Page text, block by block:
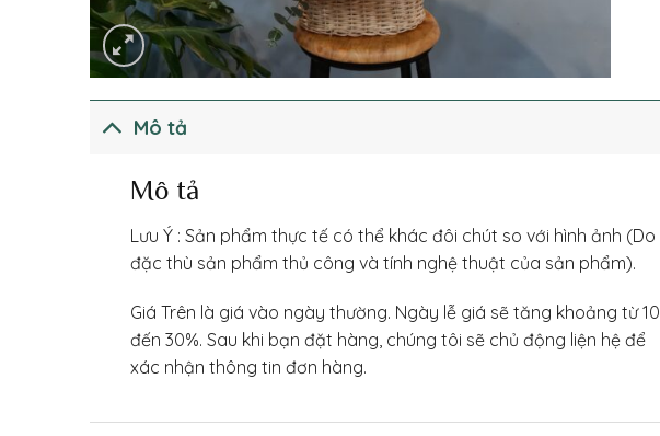
Mô tả
Mô tả
Lưu Ý : Sản phẩm thực tế có thể khác đôi chút so với hình ảnh (Do
đặc thù sản phẩm thủ công và tính nghệ thuật của sản phẩm).
Giá Trên là giá vào ngày thường. Ngày lễ giá sẽ tăng khoảng từ 10
đến 30%. Sau khi bạn đặt hàng, chúng tôi sẽ chủ động liện hệ để
xác nhận thông tin đơn hàng.